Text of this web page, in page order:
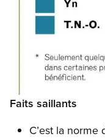
Open image in modal
Faits saillants
C’est la norme